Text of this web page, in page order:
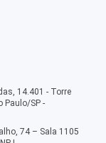
14.401 - Torre
Paulo/SP -
74 – Sala 1105